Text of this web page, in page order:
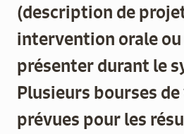
(description de
intervention orale
présenter durant le
Plusieurs bourses
prévues pour les